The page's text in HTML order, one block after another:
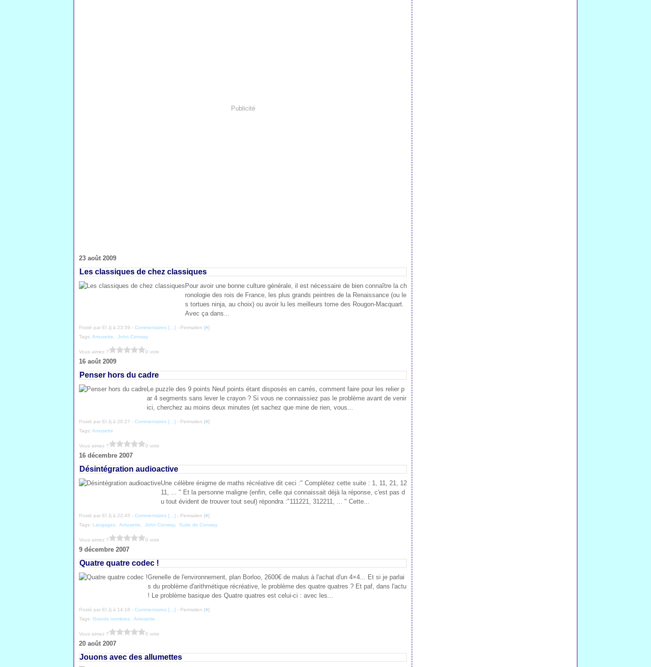
Publicité
23 août 2009
Les classiques de chez classiques
Pour avoir une bonne culture générale, il est nécessaire de bien connaître la ch
ronologie des rois de France, les plus grands peintres de la Renaissance (ou le
s tortues ninja, au choix) ou avoir lu les meilleurs tome des Rougon-Macquart.
Avec ça dans...
Posté par El Jj à 23:59 - Commentaires [ ] - Permalien [#]
Tags: Amusette John Conway
Vous aimez ? 0 vote
16 août 2009
Penser hors du cadre
Le puzzle des 9 points Neuf points étant disposés en carrés, comment faire pour les relier p
ar 4 segments sans lever le crayon ? Si vous ne connaissiez pas le problème avant de venir
ici, cherchez au moins deux minutes (et sachez que mine de rien, vous...
Posté par El Jj à 20:27 - Commentaires [ ] - Permalien [#]
Tags: Amusette
Vous aimez ? 0 vote
16 décembre 2007
Désintégration audioactive
Une célèbre énigme de maths récréative dit ceci :" Complétez cette suite : 1, 11, 21, 12
11, ... " Et la personne maligne (enfin, celle qui connaissait déjà la réponse, c'est pas d
u tout évident de trouver tout seul) répondra :"111221, 312211, ... " Cette...
Posté par El Jj à 22:45 - Commentaires [ ] - Permalien [#]
Tags: Langages Amusette John Conway, Suite de Conway
Vous aimez ? 0 vote
9 décembre 2007
Quatre quatre codec !
Grenelle de l'environnement, plan Borloo, 2600€ de malus à l'achat d'un 4×4... Et si je parlai
s du problème d'arithmétique récréative, le problème des quatre quatres ? Et paf, dans l'actu
! Le problème basique des Quatre quatres est celui-ci : avec les...
Posté par El Jj à 14:16 - Commentaires [ ] - Permalien [#]
Tags: Grands nombres Amusette
Vous aimez ? 0 vote
20 août 2007
Jouons avec des allumettes